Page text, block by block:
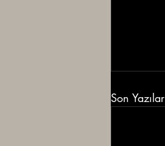
Son Yazılar